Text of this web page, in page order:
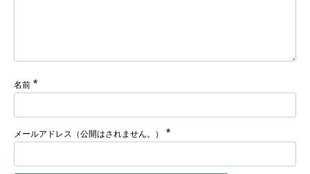
名前 *
メールアドレス（公開はされません。） *